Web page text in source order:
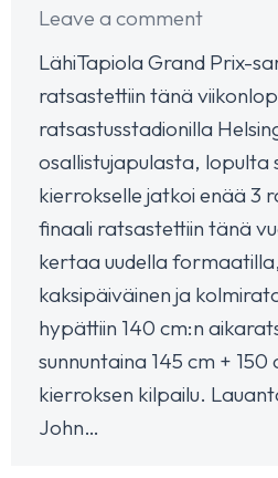
Leave a comment
LähiTapiola Grand Prix-
ratsastettiin tänä
ratsastusstadionilla
osallistujapulasta, lopulta
kierrokselle jatkoi enää 3
finaali ratsastettiin tänä
kertaa uudella
kaksipäiväinen ja
hypättiin 140 cm:n
sunnuntaina 145 cm + 150
kierroksen kilpailu.
John…